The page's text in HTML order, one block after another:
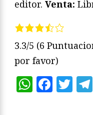
editor. Venta:
3.3/5 (6
por favor)